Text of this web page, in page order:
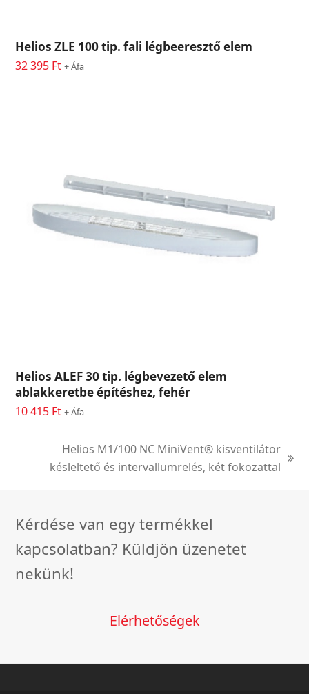
Helios ZLE 100 tip. fali légbeeresztő elem
32 395 Ft + Áfa
Helios ALEF 30 tip. légbevezető elem
ablakkeretbe építéshez, fehér
10 415 Ft + Áfa
next
Helios M1/100 NC MiniVent® kisventilátor
késleltető és intervallumrelés, két fokozattal
Kérdése van egy termékkel
kapcsolatban? Küldjön üzenetet
nekünk!
Elérhetőségek